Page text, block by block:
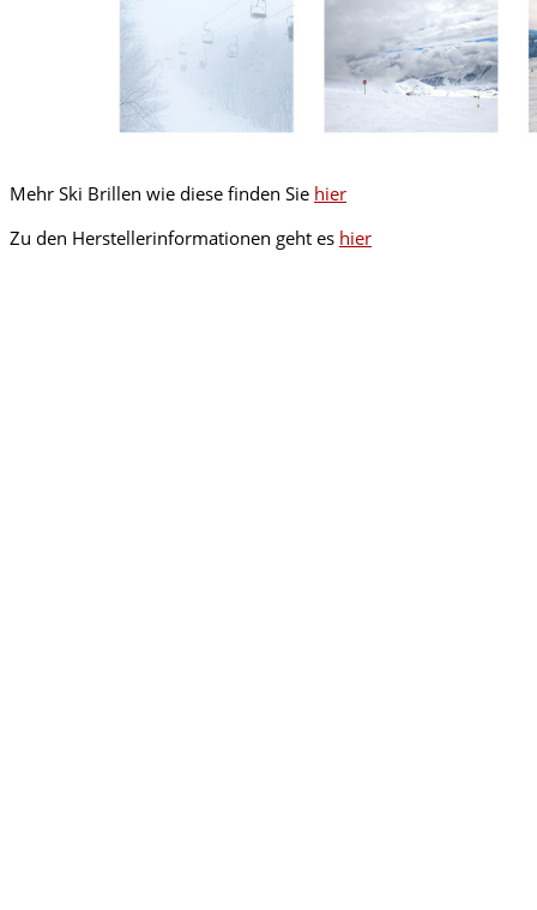
Mehr Ski Brillen wie diese finden Sie hier
Zu den Herstellerinformationen geht es hier